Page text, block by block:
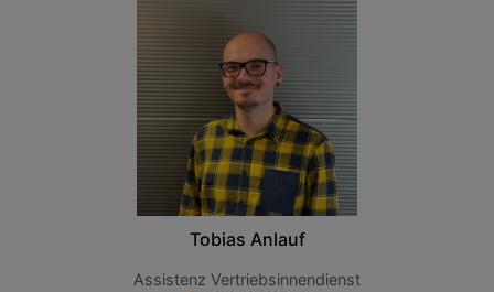
Tobias Anlauf
Assistenz Vertriebsinnendienst